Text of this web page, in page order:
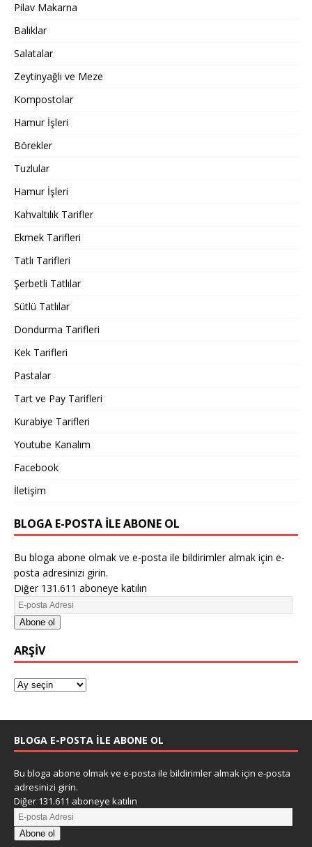
Pilav Makarna
Balıklar
Salatalar
Zeytinyağlı ve Meze
Kompostolar
Hamur İşleri
Börekler
Tuzlular
Hamur İşleri
Kahvaltılık Tarifler
Ekmek Tarifleri
Tatlı Tarifleri
Şerbetli Tatlılar
Sütlü Tatlılar
Dondurma Tarifleri
Kek Tarifleri
Pastalar
Tart ve Pay Tarifleri
Kurabiye Tarifleri
Youtube Kanalım
Facebook
İletişim
BLOGA E-POSTA ILE ABONE OL
Bu bloga abone olmak ve e-posta ile bildirimler almak için e-
posta adresinizi girin.
Diğer 131.611 aboneye katılın
Abone ol
ARŞIV
BLOGA E-POSTA ILE ABONE OL
Bu bloga abone olmak ve e-posta ile bildirimler almak için e-posta
adresinizi girin.
Diğer 131.611 aboneye katılın
Abone ol